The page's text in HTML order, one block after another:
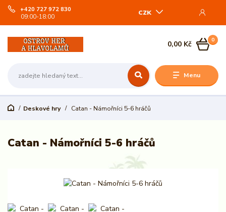
Menu
CZK
+420 727 972 830
09:00-18:00
0
0,00 Kč
Deskové hry Catan - Námořníci 5-6 hráčů
Catan - Námořníci 5-6 hráčů